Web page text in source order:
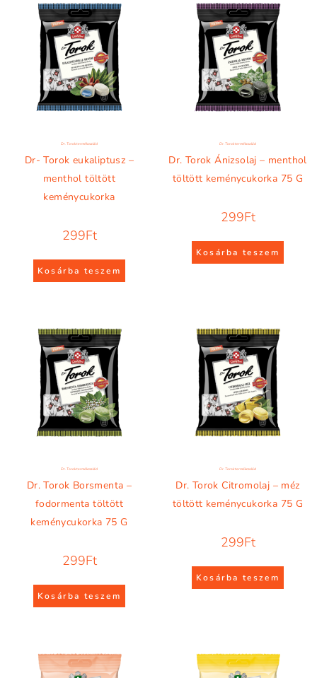
Dr. Torok termékcsalád
Dr- Torok eukaliptusz –
menthol töltött
keménycukorka
299Ft
Kosárba teszem
Dr. Torok termékcsalád
Dr. Torok Ánizsolaj – menthol
töltött keménycukorka 75 G
299Ft
Kosárba teszem
Dr. Torok termékcsalád
Dr. Torok Borsmenta –
fodormenta töltött
keménycukorka 75 G
299Ft
Kosárba teszem
Dr. Torok termékcsalád
Dr. Torok Citromolaj – méz
töltött keménycukorka 75 G
299Ft
Kosárba teszem